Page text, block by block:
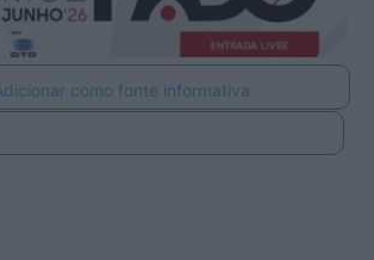
como fonte informativa